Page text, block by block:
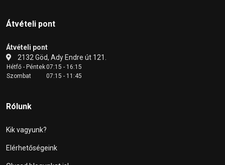
Átvételi pont
Átvételi pont
2132 Göd, Ady Endre út 121.
Hétfő - Péntek07:15 - 16:15
Szombat
07:15 - 11:45
Rólunk
Kik vagyunk?
Elérhetőségeink